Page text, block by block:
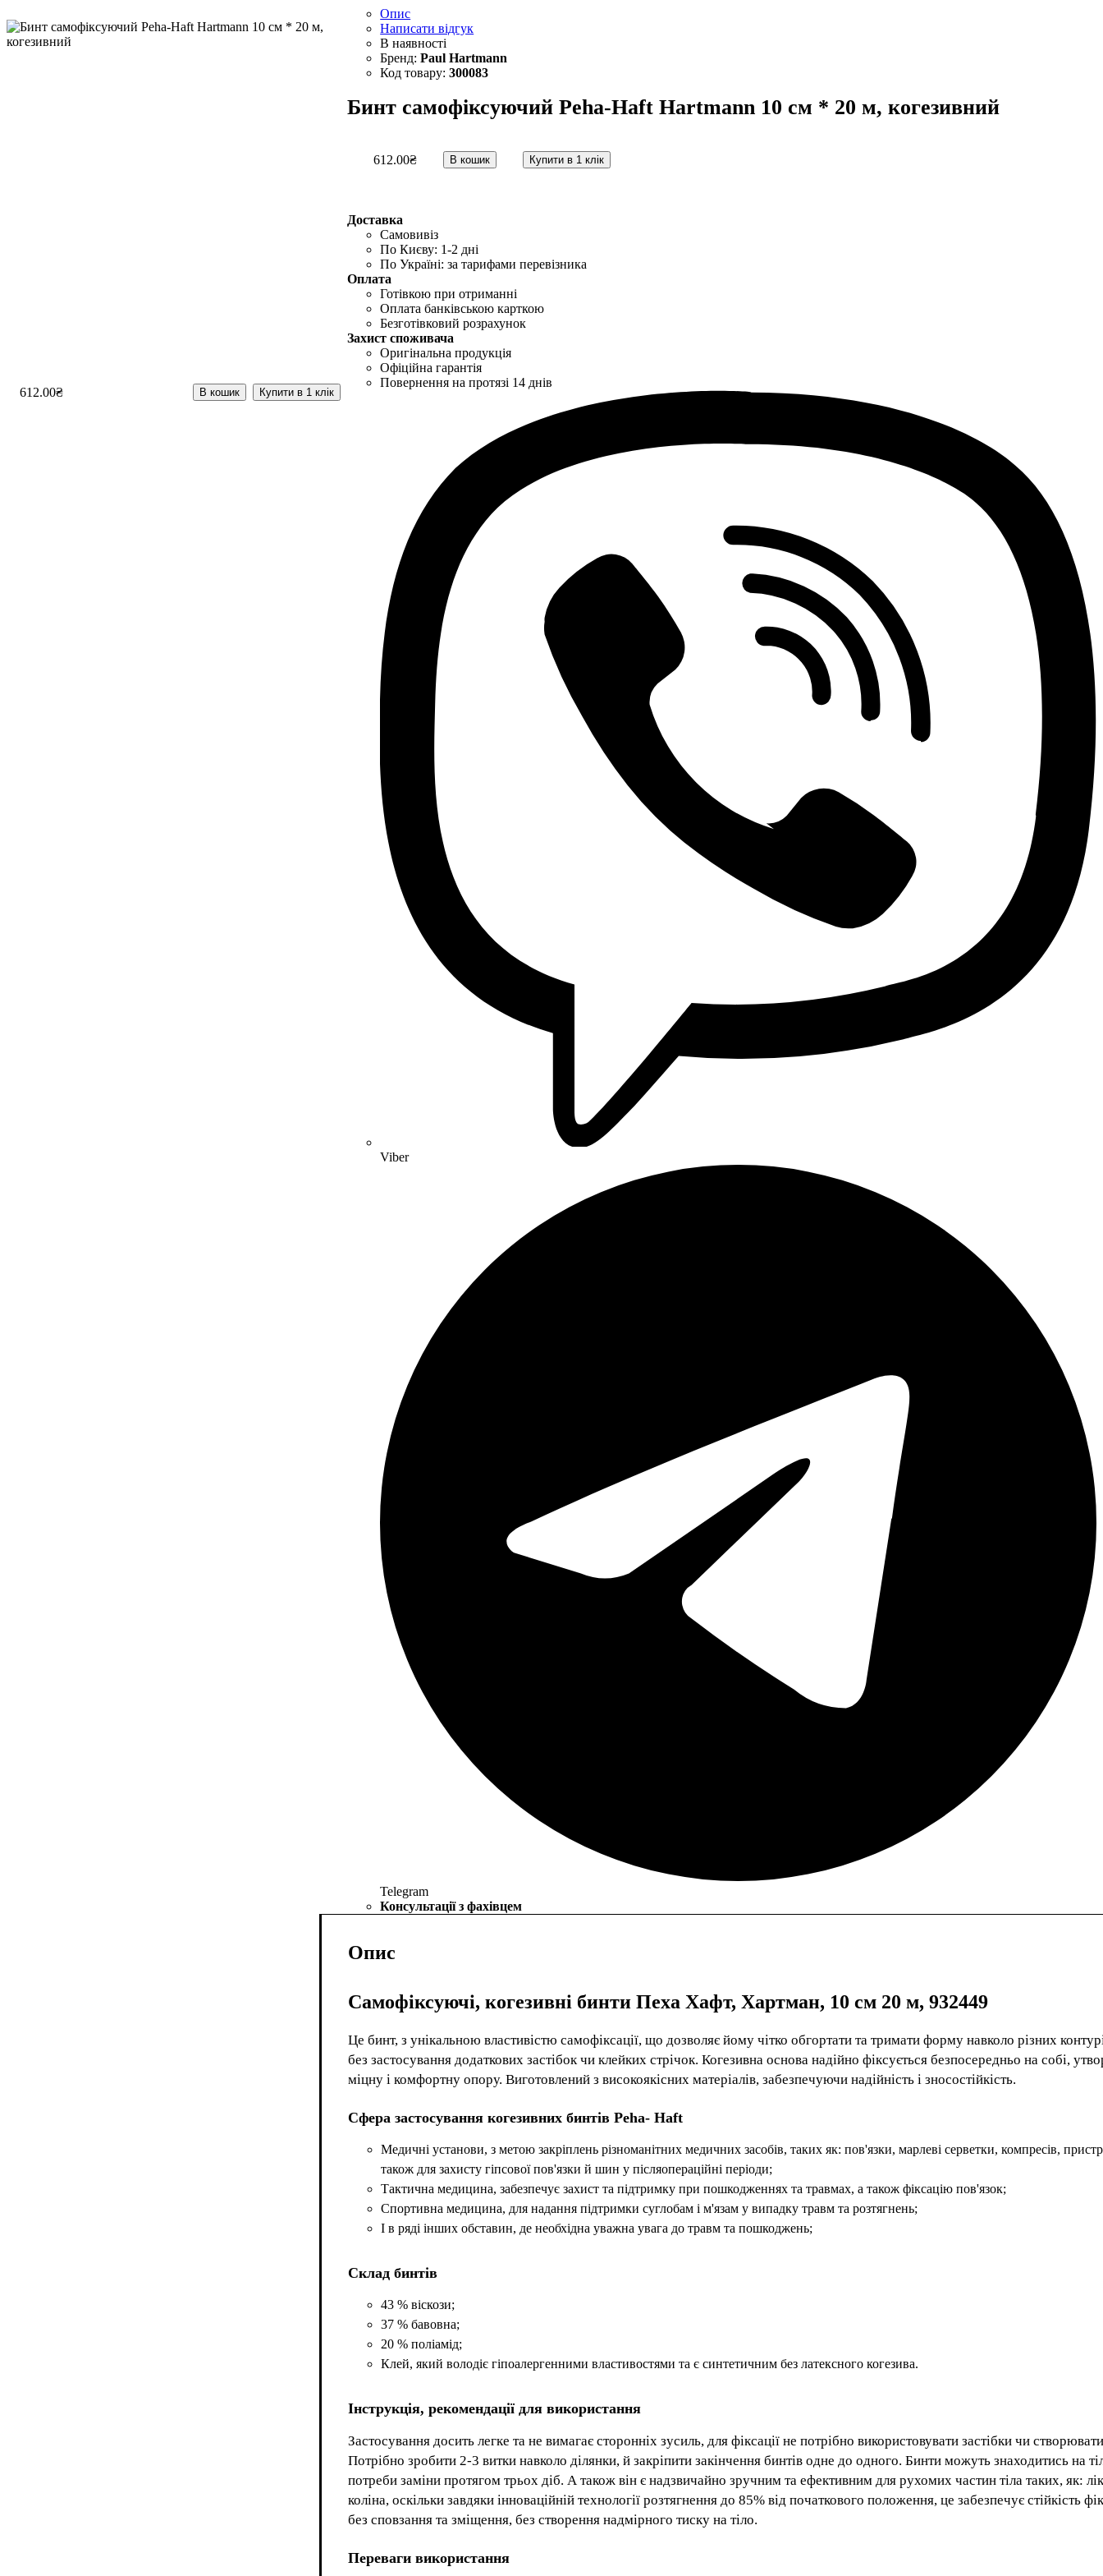
612.00₴ В кошик Купити в 1 клік
Опис
Написати відгук
Paul Hartmann
300083
Бинт самофіксуючий Peha-Haft Hartmann 10 см * 20 м, когезивний
612.00₴ В кошик Купити в 1 клік
Доставка
Самовивіз
По Києву: 1-2 дні
По Україні: за тарифами перевізника
Оплата
Готівкою при отриманні
Оплата банківською карткою
Безготівковий розрахунок
Захист споживача
Оригінальна продукція
Офіційна гарантія
Повернення на протязі 14 днів
Viber
Telegram
Консультації з фахівцем
Опис
Самофіксуючі, когезивні бинти Пеха Хафт, Хартман, 10 см 20 м, 932449
Це бинт, з унікальною властивістю самофіксації, що дозволяє йому чітко обгортати та тримати форму навколо різних
без застосування додаткових застібок чи клейких стрічок. Когезивна основа надійно фіксується безпосередньо на собі,
міцну і комфортну опору. Виготовлений з високоякісних матеріалів, забезпечуючи надійність і зносостійкість.
Сфера застосування когезивних бинтів Peha- Haft
Медичні установи, з метою закріплень різноманітних медичних засобів, таких як: пов'язки, марлеві серветки, компресів,
також для захисту гіпсової пов'язки й шин у післяопераційні періоди;
Тактична медицина, забезпечує захист та підтримку при пошкодженнях та травмах, а також фіксацію пов'язок;
Спортивна медицина, для надання підтримки суглобам і м'язам у випадку травм та розтягнень;
І в ряді інших обставин, де необхідна уважна увага до травм та пошкоджень;
Склад бинтів
43 % віскози;
37 % бавовна;
20 % поліамід;
Клей, який володіє гіпоалергенними властивостями та є синтетичним без латексного когезива.
Інструкція, рекомендації для використання
Застосування досить легке та не вимагає сторонніх зусиль, для фіксації не потрібно використовувати застібки чи
Потрібно зробити 2-3 витки навколо ділянки, й закріпити закінчення бинтів одне до одного. Бинти можуть знаходитись на
потреби заміни протягом трьох діб. А також він є надзвичайно зручним та ефективним для рухомих частин тіла таких, як:
коліна, оскільки завдяки інноваційній технології розтягнення до 85% від початкового положення, це забезпечує стійкість
без сповзання та зміщення, без створення надмірного тиску на тіло.
Переваги використання